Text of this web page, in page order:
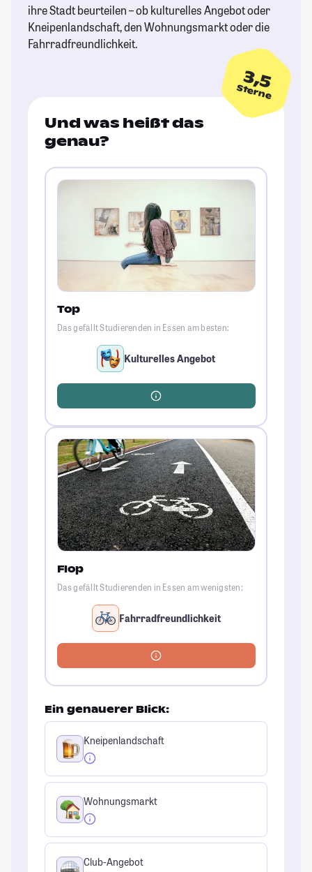
ihre Stadt beurteilen – ob kulturelles Angebot oder
Kneipenlandschaft, den Wohnungsmarkt oder die
Fahrradfreundlichkeit.
3,5
Sterne
Und was heißt das
genau?
Top
Das gefällt Studierenden in Essen am besten:
Kulturelles Angebot
Flop
Das gefällt Studierenden in Essen am wenigsten:
Fahrradfreundlichkeit
Ein genauerer Blick:
Kneipenlandschaft
Wohnungsmarkt
Club-Angebot